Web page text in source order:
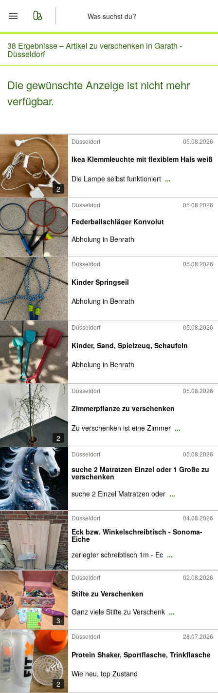
Start
Merkliste
Nachrichten
38 Ergebnisse –Artikel zu verschenken in Garath -
Düsseldorf
Die gewünschte Anzeige ist nicht mehr
verfügbar.
2
Düsseldorf 05.08.2026
Ikea Klemmleuchte mit flexiblem Hals weiß
Die Lampe selbst funktioniert ...
Düsseldorf 05.08.2026
Federballschläger Konvolut
Abholung in Benrath
Düsseldorf 05.08.2026
Kinder Springseil
Abholung in Benrath
Düsseldorf 05.08.2026
Kinder, Sand, Spielzeug, Schaufeln
Abholung in Benrath
2
Düsseldorf 05.08.2026
Zimmerpflanze zu verschenken
Zu verschenken ist eine Zimmer ...
Düsseldorf 05.08.2026
suche 2 Matratzen Einzel oder 1 Große zu
verschenken
suche 2 Einzel Matratzen oder ...
Düsseldorf 04.08.2026
Eck bzw. Winkelschreibtisch - Sonoma-
Eiche
zerlegter schreibtisch 1m - Ec ...
3
Düsseldorf 02.08.2026
Stifte zu Verschenken
Ganz viele Stifte zu Verschenk ...
2
Düsseldorf 28.07.2026
Protein Shaker, Sportflasche, Trinkflasche
Wie neu, top Zustand